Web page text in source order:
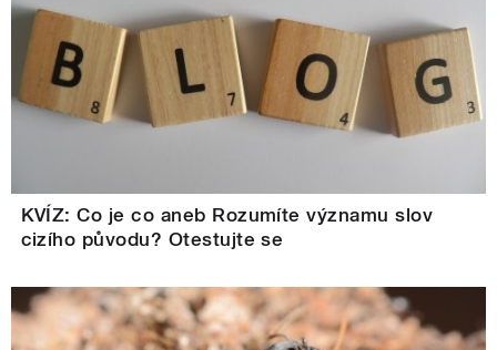
KVÍZ: Co je co aneb Rozumíte významu slov
cizího původu? Otestujte se